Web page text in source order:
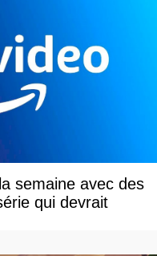
semaine avec des
qui devrait